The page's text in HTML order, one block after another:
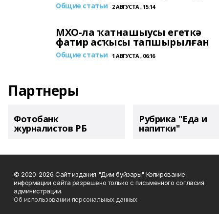
Общие статьи 2 АВГУСТА , 15:14
МХО-ла ҡатнашыусы егеткә
фатир асҡысы тапшырылған
Общие статьи 1 АВГУСТА , 06:16
Партнеры
Фотобанк
журналистов РБ
Рубрика "Еда и
напитки"
© 2020-2026 Сайт издания "Дим буйзары" Копирование
информации сайта разрешено только с письменного согласия
администрации.
Об использовании персональных данных